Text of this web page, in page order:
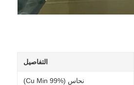
التفاصيل
نحاس (Cu Min 99%)